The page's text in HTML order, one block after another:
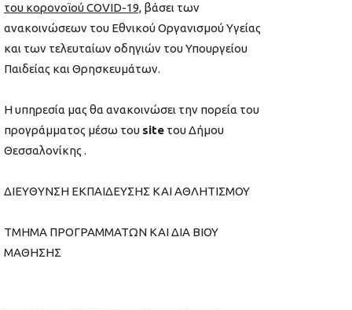
του κορονοϊού COVID-19, βάσει των
ανακοινώσεων του Εθνικού Οργανισμού Υγείας
και των τελευταίων οδηγιών του Υπουργείου
Παιδείας και Θρησκευμάτων.
Η υπηρεσία μας θα ανακοινώσει την πορεία του
προγράμματος μέσω του site του Δήμου
Θεσσαλονίκης .
ΔΙΕΥΘΥΝΣΗ ΕΚΠΑΙΔΕΥΣΗΣ ΚΑΙ ΑΘΛΗΤΙΣΜΟΥ
ΤΜΗΜΑ ΠΡΟΓΡΑΜΜΑΤΩΝ ΚΑΙ ΔΙΑ ΒΙΟΥ
ΜΑΘΗΣΗΣ